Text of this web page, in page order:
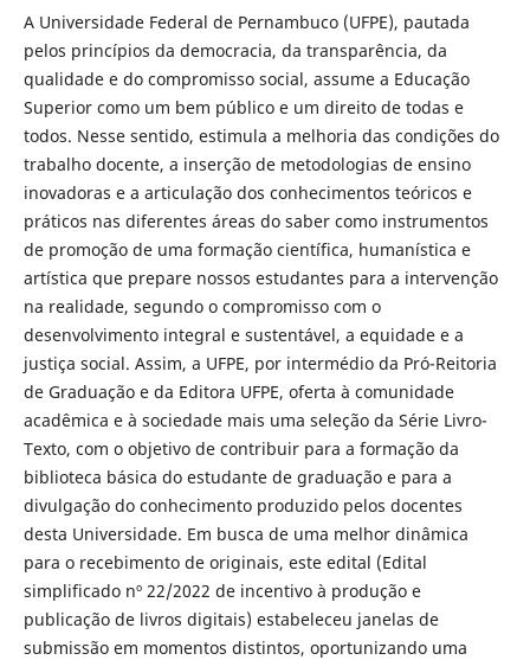
A Universidade Federal de Pernambuco (UFPE), pautada
pelos princípios da democracia, da transparência, da
qualidade e do compromisso social, assume a Educação
Superior como um bem público e um direito de todas e
todos. Nesse sentido, estimula a melhoria das condições do
trabalho docente, a inserção de metodologias de ensino
inovadoras e a articulação dos conhecimentos teóricos e
práticos nas diferentes áreas do saber como instrumentos
de promoção de uma formação científica, humanística e
artística que prepare nossos estudantes para a intervenção
na realidade, segundo o compromisso com o
desenvolvimento integral e sustentável, a equidade e a
justiça social. Assim, a UFPE, por intermédio da Pró-Reitoria
de Graduação e da Editora UFPE, oferta à comunidade
acadêmica e à sociedade mais uma seleção da Série Livro-
Texto, com o objetivo de contribuir para a formação da
biblioteca básica do estudante de graduação e para a
divulgação do conhecimento produzido pelos docentes
desta Universidade. Em busca de uma melhor dinâmica
para o recebimento de originais, este edital (Edital
simplificado nº 22/2022 de incentivo à produção e
publicação de livros digitais) estabeleceu janelas de
submissão em momentos distintos, oportunizando uma